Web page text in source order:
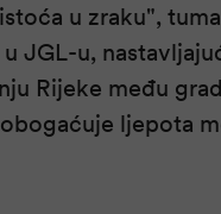
u zraku",
JGL-u,
Rijeke među
ljepota